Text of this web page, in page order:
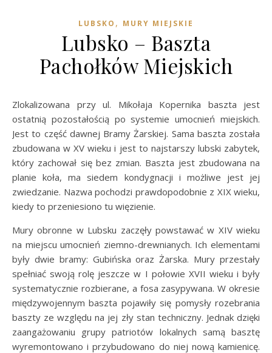
LUBSKO , MURY MIEJSKIE
Lubsko – Baszta
Pachołków Miejskich
Zlokalizowana przy ul. Mikołaja Kopernika baszta jest
ostatnią pozostałością po systemie umocnień miejskich.
Jest to część dawnej Bramy Żarskiej. Sama baszta została
zbudowana w XV wieku i jest to najstarszy lubski zabytek,
który zachował się bez zmian. Baszta jest zbudowana na
planie koła, ma siedem kondygnacji i możliwe jest jej
zwiedzanie. Nazwa pochodzi prawdopodobnie z XIX wieku,
kiedy to przeniesiono tu więzienie.
Mury obronne w Lubsku zaczęły powstawać w XIV wieku
na miejscu umocnień ziemno-drewnianych. Ich elementami
były dwie bramy: Gubińska oraz Żarska. Mury przestały
spełniać swoją rolę jeszcze w I połowie XVII wieku i były
systematycznie rozbierane, a fosa zasypywana. W okresie
międzywojennym baszta pojawiły się pomysły rozebrania
baszty ze względu na jej zły stan techniczny. Jednak dzięki
zaangażowaniu grupy patriotów lokalnych samą basztę
wyremontowano i przybudowano do niej nową kamienicę.